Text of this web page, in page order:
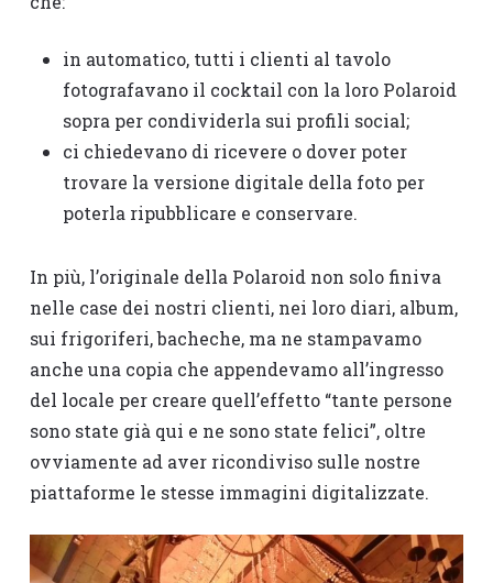
in automatico, tutti i clienti al tavolo
fotografavano il cocktail con la loro Polaroid
sopra per condividerla sui profili social;
ci chiedevano di ricevere o dover poter
trovare la versione digitale della foto per
poterla ripubblicare e conservare.
In più, l’originale della Polaroid non solo finiva
nelle case dei nostri clienti, nei loro diari, album,
sui frigoriferi, bacheche, ma ne stampavamo
anche una copia che appendevamo all’ingresso
del locale per creare quell’effetto “tante persone
sono state già qui e ne sono state felici”, oltre
ovviamente ad aver ricondiviso sulle nostre
piattaforme le stesse immagini digitalizzate.